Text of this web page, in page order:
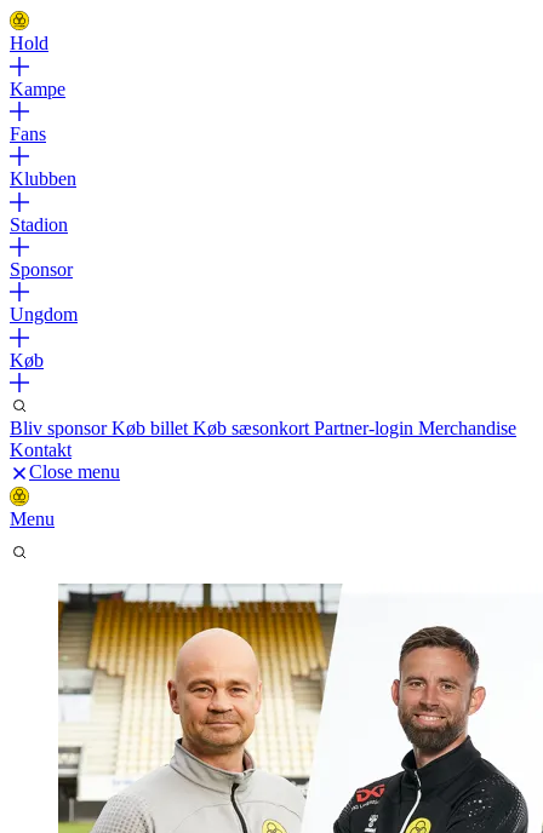
Hold
Kampe
Fans
Klubben
Stadion
Sponsor
Ungdom
Køb
Bliv sponsorKøb billet Køb sæsonkort Partner-login Merchandise
Kontakt
Close menu
Menu